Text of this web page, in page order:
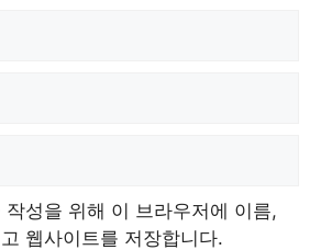
작성을 위해 이 브라우저에 이름,
웹사이트를 저장합니다.